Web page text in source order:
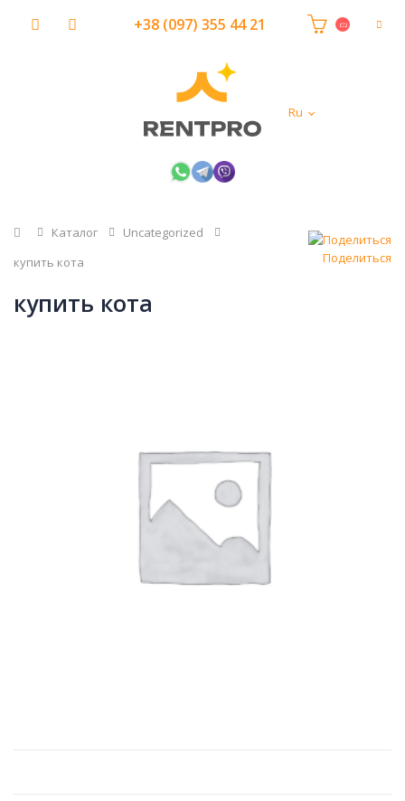
Ru
+38 (097) 355 44 21
Главная
Каталог
Uncategorized
купить кота
Поделиться
купить кота